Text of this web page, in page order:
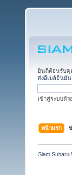
ยินดีต้อนรับคุ
ส่งอีเมล์ยืนยั
เข้าสู่ระบบด้
หน้าแรก
Siam Subaru